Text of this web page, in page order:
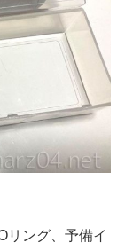
リング、予備イ